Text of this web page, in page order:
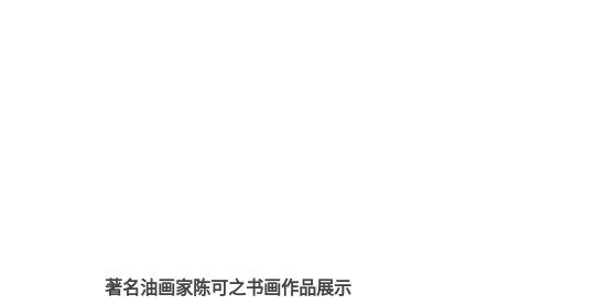
著名油画家陈可之书画作品展示